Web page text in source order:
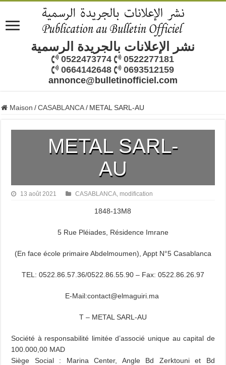
نشر الإعلانات بالجريدة الرسمية
0522473774
0522277181
0664142648
0693512159
annonce@bulletinofficiel.com
Maison / CASABLANCA / METAL SARL-AU
METAL SARL-
AU
13 août 2021 CASABLANCA, modification
1848-13M8
5 Rue Pléiades, Résidence Imrane
(En face école primaire Abdelmoumen), Appt N°5 Casablanca
TEL: 0522.86.57.36/0522.86.55.90 – Fax: 0522.86.26.97
E-Mail:contact@elmaguiri.ma
T – METAL SARL-AU
Société à responsabilité limitée d’associé unique au capital de
100.000,00 MAD
Siège Social : Marina Center, Angle Bd Zerktouni et Bd